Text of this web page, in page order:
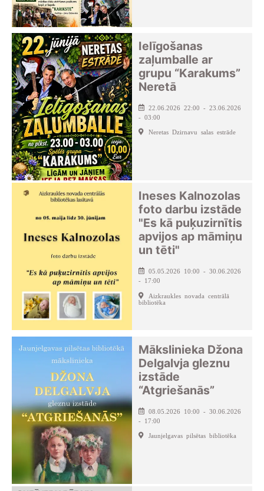
Ielīgošanas
zaļumballe ar
grupu “Karakums”
Neretā
22.06.2026 22:00 - 23.06.2026
- 03:00
Neretas Dzirnavu salas estrāde
Ineses Kalnozolas
foto darbu izstāde
"Es kā puķuzirnītis
apvijos ap māmiņu
un tēti"
05.05.2026 10:00 - 30.06.2026
- 17:00
Aizkraukles novada centrālā
bibliotēka
Mākslinieka Džona
Delgalvja gleznu
izstāde
“Atgriešanās”
08.05.2026 10:00 - 30.06.2026
- 17:00
Jaunjelgavas pilsētas bibliotēka